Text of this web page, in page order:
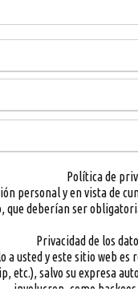
Política de
personal y en vista de
que deberían ser
Privacidad de los
a usted y este sitio web
etc.), salvo su expresa
involucren, como